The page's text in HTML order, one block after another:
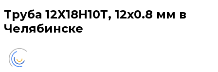
Труба 12Х18Н10Т, 12х0.8 мм в
Челябинске